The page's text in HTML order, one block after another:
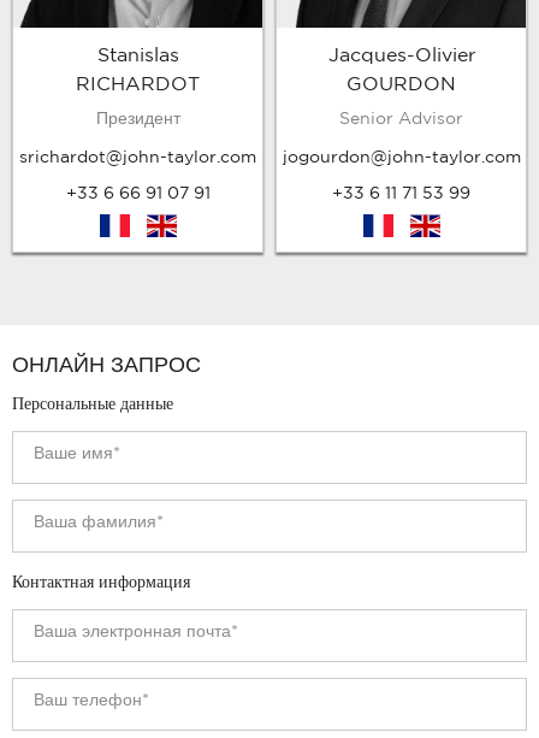
Stanislas
RICHARDOT
Президент
srichardot@john-taylor.com
+33 6 66 91 07 91
en
Jacques-Olivier
GOURDON
Senior Advisor
jogourdon@john-taylor.com
+33 6 11 71 53 99
en
ОНЛАЙН ЗАПРОС
Персональные данные
Контактная информация